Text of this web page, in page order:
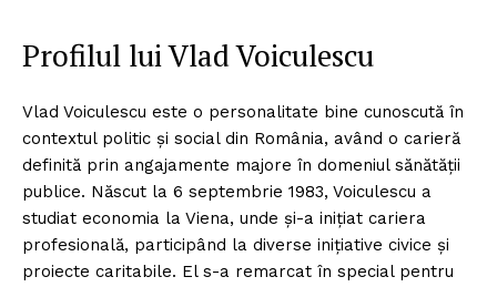
Profilul lui Vlad Voiculescu
Vlad Voiculescu este o personalitate bine cunoscută în
contextul politic și social din România, având o carieră
definită prin angajamente majore în domeniul sănătății
publice. Născut la 6 septembrie 1983, Voiculescu a
studiat economia la Viena, unde și-a inițiat cariera
profesională, participând la diverse inițiative civice și
proiecte caritabile. El s-a remarcat în special pentru